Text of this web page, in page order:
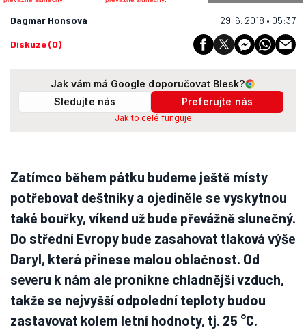
Dagmar Honsová 29. 6. 2018 • 05:37
Diskuze (0)
Jak vám má Google doporučovat Blesk?
Sledujte nás
Preferujte nás
Jak to celé funguje
Zatímco během pátku budeme ještě místy
potřebovat deštníky a ojediněle se vyskytnou
také bouřky, víkend už bude převážně slunečný.
Do střední Evropy bude zasahovat tlaková výše
Daryl, která přinese malou oblačnost. Od
severu k nám ale pronikne chladnější vzduch,
takže se nejvyšší odpolední teploty budou
zastavovat kolem letní hodnoty, tj. 25 °C.